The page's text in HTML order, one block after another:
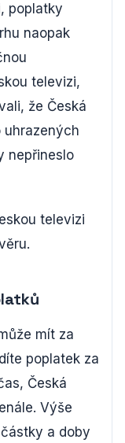
poplatky
naopak
televizi,
že Česká
nepřineslo
televizi
mít za
poplatek za
Česká
Výše
a doby